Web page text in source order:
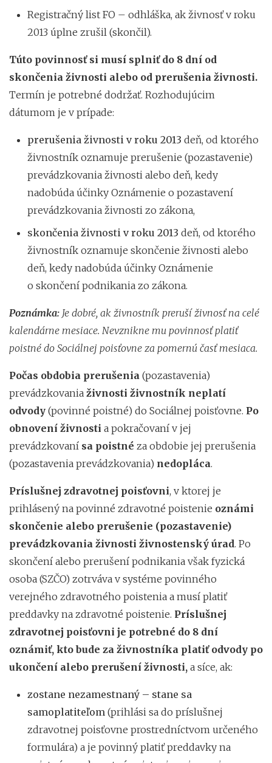
Registračný list FO – odhláška, ak živnosť v roku
2013 úplne zrušil (skončil).
Túto povinnosť si musí splniť do 8 dní od
skončenia živnosti alebo od prerušenia živnosti.
Termín je potrebné dodržať. Rozhodujúcim
dátumom je v prípade:
prerušenia živnosti v roku 2013 deň, od ktorého
živnostník oznamuje prerušenie (pozastavenie)
prevádzkovania živnosti alebo deň, kedy
nadobúda účinky Oznámenie o pozastavení
prevádzkovania živnosti zo zákona,
skončenia živnosti v roku 2013 deň, od ktorého
živnostník oznamuje skončenie živnosti alebo
deň, kedy nadobúda účinky Oznámenie
o skončení podnikania zo zákona.
Poznámka: Je dobré, ak živnostník preruší živnosť na celé
kalendárne mesiace. Nevznikne mu povinnosť platiť
poistné do Sociálnej poisťovne za pomernú časť mesiaca.
Počas obdobia prerušenia (pozastavenia)
prevádzkovania živnosti živnostník neplatí
odvody (povinné poistné) do Sociálnej poisťovne. Po
obnovení živnosti a pokračovaní v jej
prevádzkovaní sa poistné za obdobie jej prerušenia
(pozastavenia prevádzkovania) nedopláca.
Príslušnej zdravotnej poisťovni, v ktorej je
prihlásený na povinné zdravotné poistenie oznámi
skončenie alebo prerušenie (pozastavenie)
prevádzkovania živnosti živnostenský úrad. Po
skončení alebo prerušení podnikania však fyzická
osoba (SZČO) zotrváva v systéme povinného
verejného zdravotného poistenia a musí platiť
preddavky na zdravotné poistenie. Príslušnej
zdravotnej poisťovni je potrebné do 8 dní
oznámiť, kto bude za živnostníka platiť odvody po
ukončení alebo prerušení živnosti, a síce, ak:
zostane nezamestnaný – stane sa
samoplatiteľom (prihlási sa do príslušnej
zdravotnej poisťovne prostredníctvom určeného
formulára) a je povinný platiť preddavky na